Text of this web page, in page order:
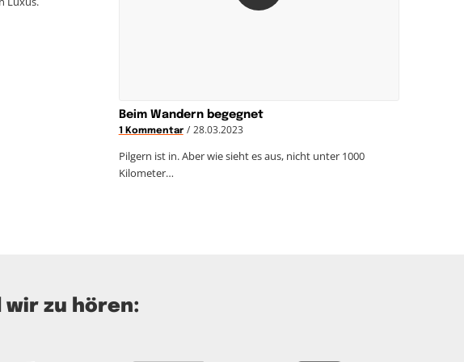
Beim Wandern begegnet
1 Kommentar / 28.03.2023
Pilgern ist in. Aber wie sieht es aus, nicht unter 1000
Kilometer…
wir zu hören: